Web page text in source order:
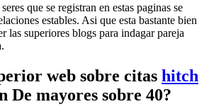
que se registran en estas paginas se
estables. Asi que esta bastante bien
las superiores blogs para indagar pareja
web sobre citas hitch
De mayores sobre 40?